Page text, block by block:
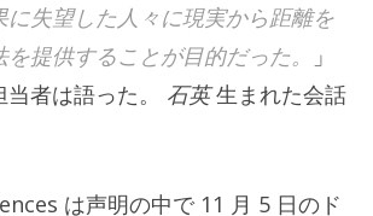
に失望した人々に現実から距離を
提供することが目的だった。
」
者は語った。 石英生まれた会話
は声明の中で 11 月 5 日のド